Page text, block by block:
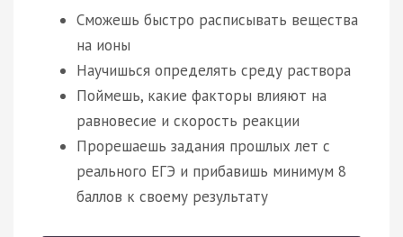
Сможешь быстро расписывать вещества
на ионы
Научишься определять среду раствора
Поймешь, какие факторы влияют на
равновесие и скорость реакции
Прорешаешь задания прошлых лет с
реального ЕГЭ и прибавишь минимум 8
баллов к своему результату